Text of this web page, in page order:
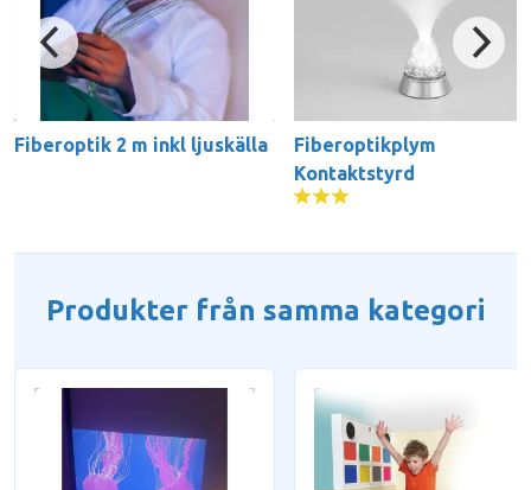
Fiberoptik 2 m inkl ljuskälla
Fiberoptikplym
Kontaktstyrd
Produkter från samma kategori